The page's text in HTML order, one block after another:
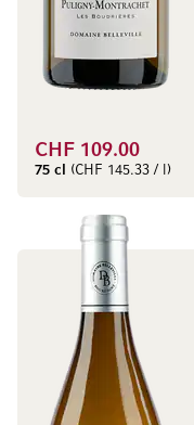
CHF 109.00
75 cl (CHF 145.33 / l)